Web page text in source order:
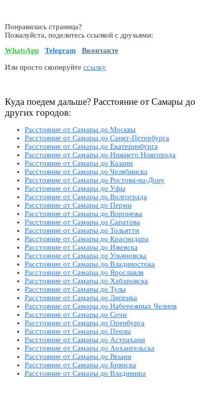
Понравилась страница?
Пожалуйста, поделитесь ссылкой с друзьями:
WhatsApp
Telegram Вконтакте
Или просто скопируйте ссылку
Куда поедем дальше? Расстояние от Самары до
других городов:
Расстояние от Самары до Москвы
Расстояние от Самары до Санкт-Петербурга
Расстояние от Самары до Екатеринбурга
Расстояние от Самары до Нижнего Новгорода
Расстояние от Самары до Казани
Расстояние от Самары до Челябинска
Расстояние от Самары до Ростова-на-Дону
Расстояние от Самары до Уфы
Расстояние от Самары до Волгограда
Расстояние от Самары до Перми
Расстояние от Самары до Воронежа
Расстояние от Самары до Саратова
Расстояние от Самары до Тольятти
Расстояние от Самары до Краснодара
Расстояние от Самары до Ижевска
Расстояние от Самары до Ульяновска
Расстояние от Самары до Владивостока
Расстояние от Самары до Ярославля
Расстояние от Самары до Хабаровска
Расстояние от Самары до Тулы
Расстояние от Самары до Липецка
Расстояние от Самары до Набережных Челнов
Расстояние от Самары до Сочи
Расстояние от Самары до Оренбурга
Расстояние от Самары до Пензы
Расстояние от Самары до Астрахани
Расстояние от Самары до Архангельска
Расстояние от Самары до Рязани
Расстояние от Самары до Брянска
Расстояние от Самары до Владимира